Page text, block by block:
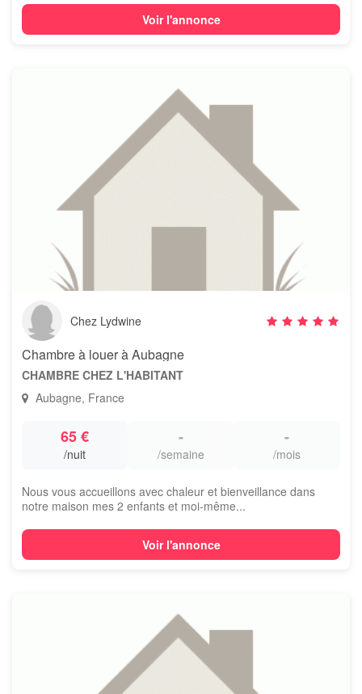
Voir l'annonce
Chez Lydwine
Chambre à louer à Aubagne
CHAMBRE CHEZ L'HABITANT
Aubagne, France
65 €
/nuit
-
/semaine
-
/mois
Nous vous accueillons avec chaleur et bienveillance dans
notre maison mes 2 enfants et moi-même...
Voir l'annonce